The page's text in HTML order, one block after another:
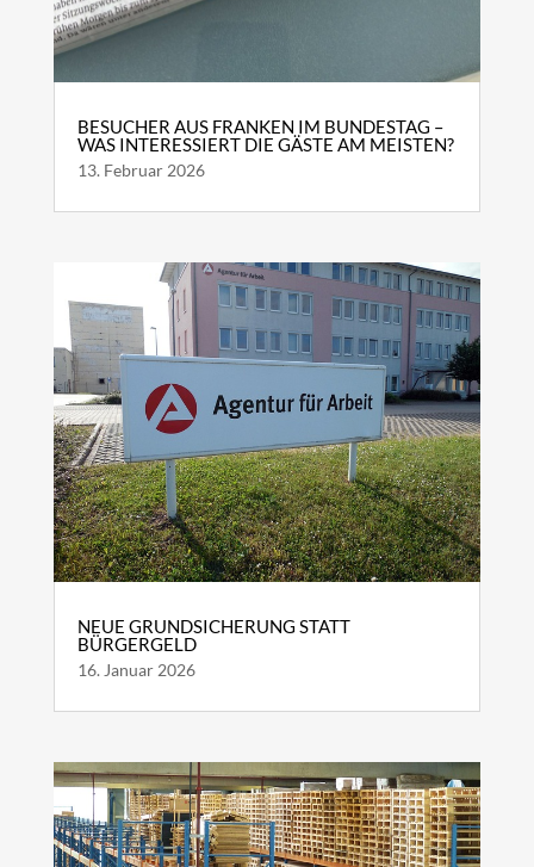
BESUCHER AUS FRANKEN IM BUNDESTAG –
WAS INTERESSIERT DIE GÄSTE AM MEISTEN?
13. Februar 2026
NEUE GRUNDSICHERUNG STATT
BÜRGERGELD
16. Januar 2026